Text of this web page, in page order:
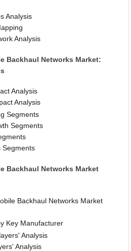
Analysis
Analysis
Backhaul Networks Market:
Analysis
Analysis
Segments
Segments
Segments
Backhaul Networks Market
Backhaul Networks Market
Key Manufacturer
Analysis
Analysis